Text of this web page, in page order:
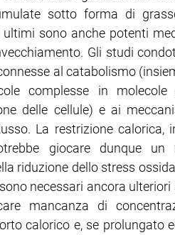
sotto forma di
ultimi sono anche potenti
Gli studi
al catabolismo
complesse in molecole
delle cellule) e ai
La restrizione
giocare dunque
riduzione dello stress
necessari ancora
mancanza di
calorico e, se prolungato